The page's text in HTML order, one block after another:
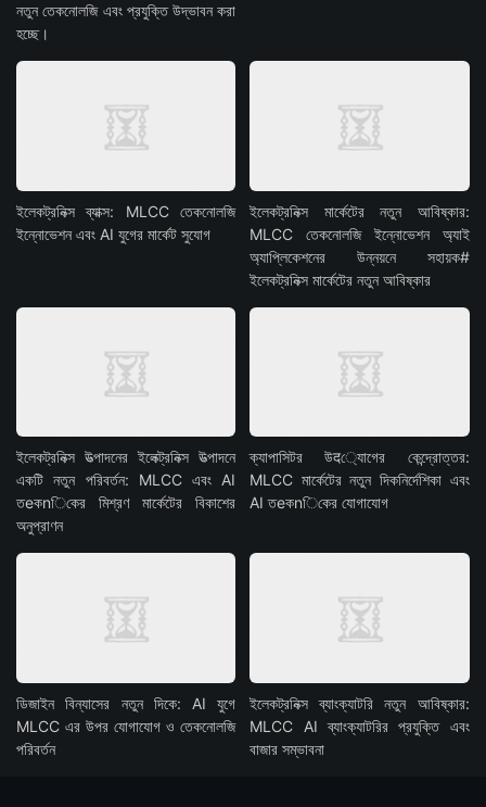
নতুন তেকনোলজি এবং প্রযুক্তি উদ্ভাবন করা
হচ্ছে।
ইলেকট্রনিক্স ব্যাক্স: MLCC তেকনোলজি
ইন্নোভেশন এবং AI যুগের মার্কেট সুযোগ
ইলেকট্রনিক্স মার্কেটের নতুন আবিষ্কার:
MLCC তেকনোলজি ইন্নোভেশন অ্যাই
অ্যাপ্লিকেশনের উন্নয়নে সহায়ক#
ইলেকট্রনিক্স মার্কেটের নতুন আবিষ্কার
ইলেকট্রনিক্স উত্পাদনের ইলেক্ট্রনিক্স উত্পাদনে
একটি নতুন পরিবর্তন: MLCC এবং AI
তeকnিকের মিশ্রণ মার্কেটের বিকাশের
অনুপ্রাণন
ক্যাপাসিটর উद্যোগের কেন্দ্রোত্তর:
MLCC মার্কেটের নতুন দিকনির্দেশিকা এবং
AI তeকnিকের যোগাযোগ
ডিজাইন বিন্যাসের নতুন দিকে: AI যুগে
MLCC এর উপর যোগাযোগ ও তেকনোলজি
পরিবর্তন
ইলেকট্রনিক্স ব্যাংক্যাটরি নতুন আবিষ্কার:
MLCC AI ব্যাংক্যাটরির প্রযুক্তি এবং
বাজার সম্ভাবনা